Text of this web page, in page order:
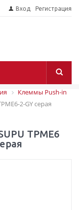
Вход Регистрация
Клеммы Push-in
2-GY серая
TPME6